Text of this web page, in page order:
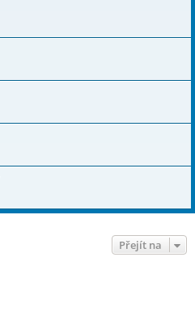
Přejít na